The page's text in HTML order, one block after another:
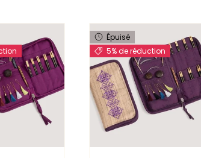
Épuisé
5% de réduction